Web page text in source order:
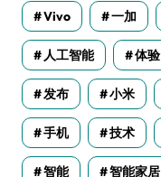
Vivo 一加
人工智能 体验
发布 小米
手机 技术
智能 智能家居